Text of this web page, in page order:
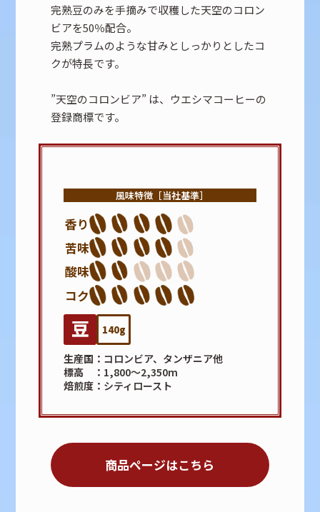
完熟豆のみを手摘みで収穫した天空のコロン
ビアを50％配合。
完熟プラムのような甘みとしっかりとしたコ
クが特長です。
”天空のコロンビア” は、ウエシマコーヒーの
登録商標です。
風味特徴［当社基準］
香り
苦味
酸味
コク
140g
生産国
コロンビア、タンザニア他
標高
1,800～2,350m
焙煎度
シティロースト
商品ページはこちら